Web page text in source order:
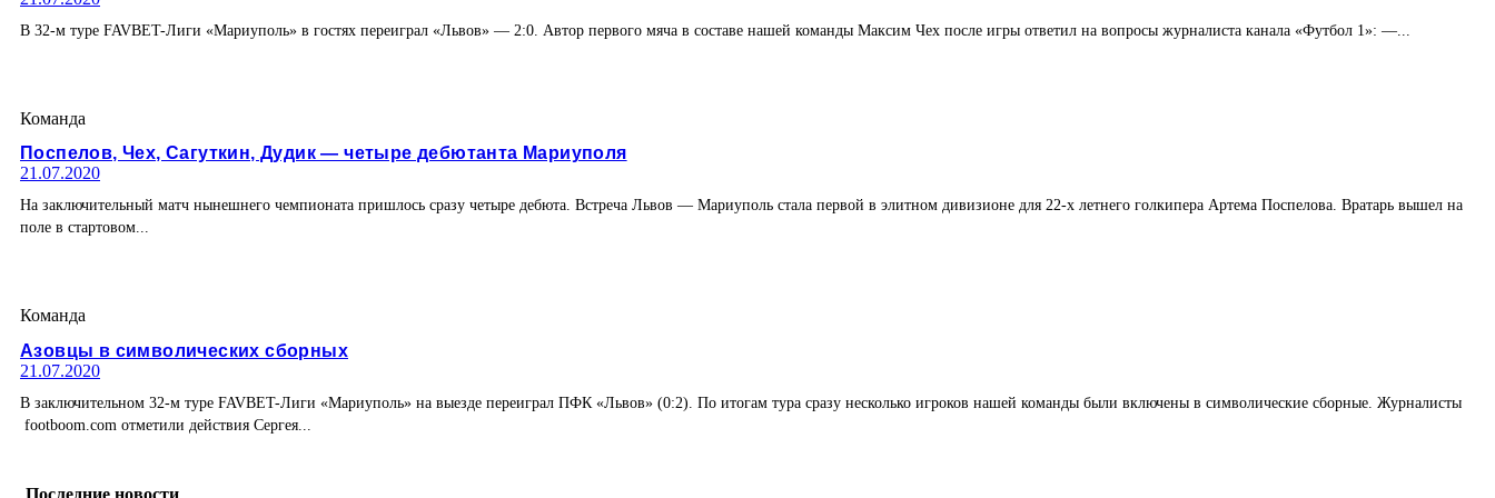
В 32-м туре FAVBET-Лиги «Мариуполь» в гостях переиграл «Львов» — 2:0. Автор первого мяча в составе нашей команды Максим Чех после игры ответил на вопросы журналиста канала «Футбол 1»: —...
Команда
Поспелов, Чех, Сагуткин, Дудик — четыре дебютанта Мариуполя
21.07.2020
На заключительный матч нынешнего чемпионата пришлось сразу четыре дебюта. Встреча Львов — Мариуполь стала первой в элитном дивизионе для 22-х летнего голкипера Артема Поспелова. Вратарь вышел на
поле в стартовом...
Команда
Азовцы в символических сборных
21.07.2020
В заключительном 32-м туре FAVBET-Лиги «Мариуполь» на выезде переиграл ПФК «Львов» (0:2). По итогам тура сразу несколько игроков нашей команды были включены в символические сборные. Журналисты
footboom.com отметили действия Сергея...
Последние новости